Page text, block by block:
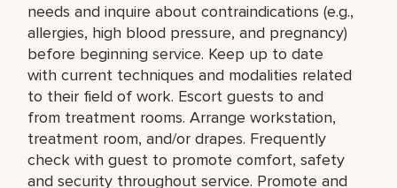
needs and inquire about contraindications (e.g.,
allergies, high blood pressure, and pregnancy)
before beginning service. Keep up to date
with current techniques and modalities related
to their field of work. Escort guests to and
from treatment rooms. Arrange workstation,
treatment room, and/or drapes. Frequently
check with guest to promote comfort, safety
and security throughout service. Promote and